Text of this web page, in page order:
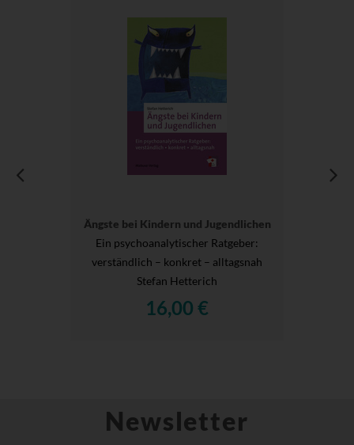
Ängste bei Kindern und Jugendlichen
Ein psychoanalytischer Ratgeber:
verständlich – konkret – alltagsnah
Stefan Hetterich
16,00 €
Newsletter